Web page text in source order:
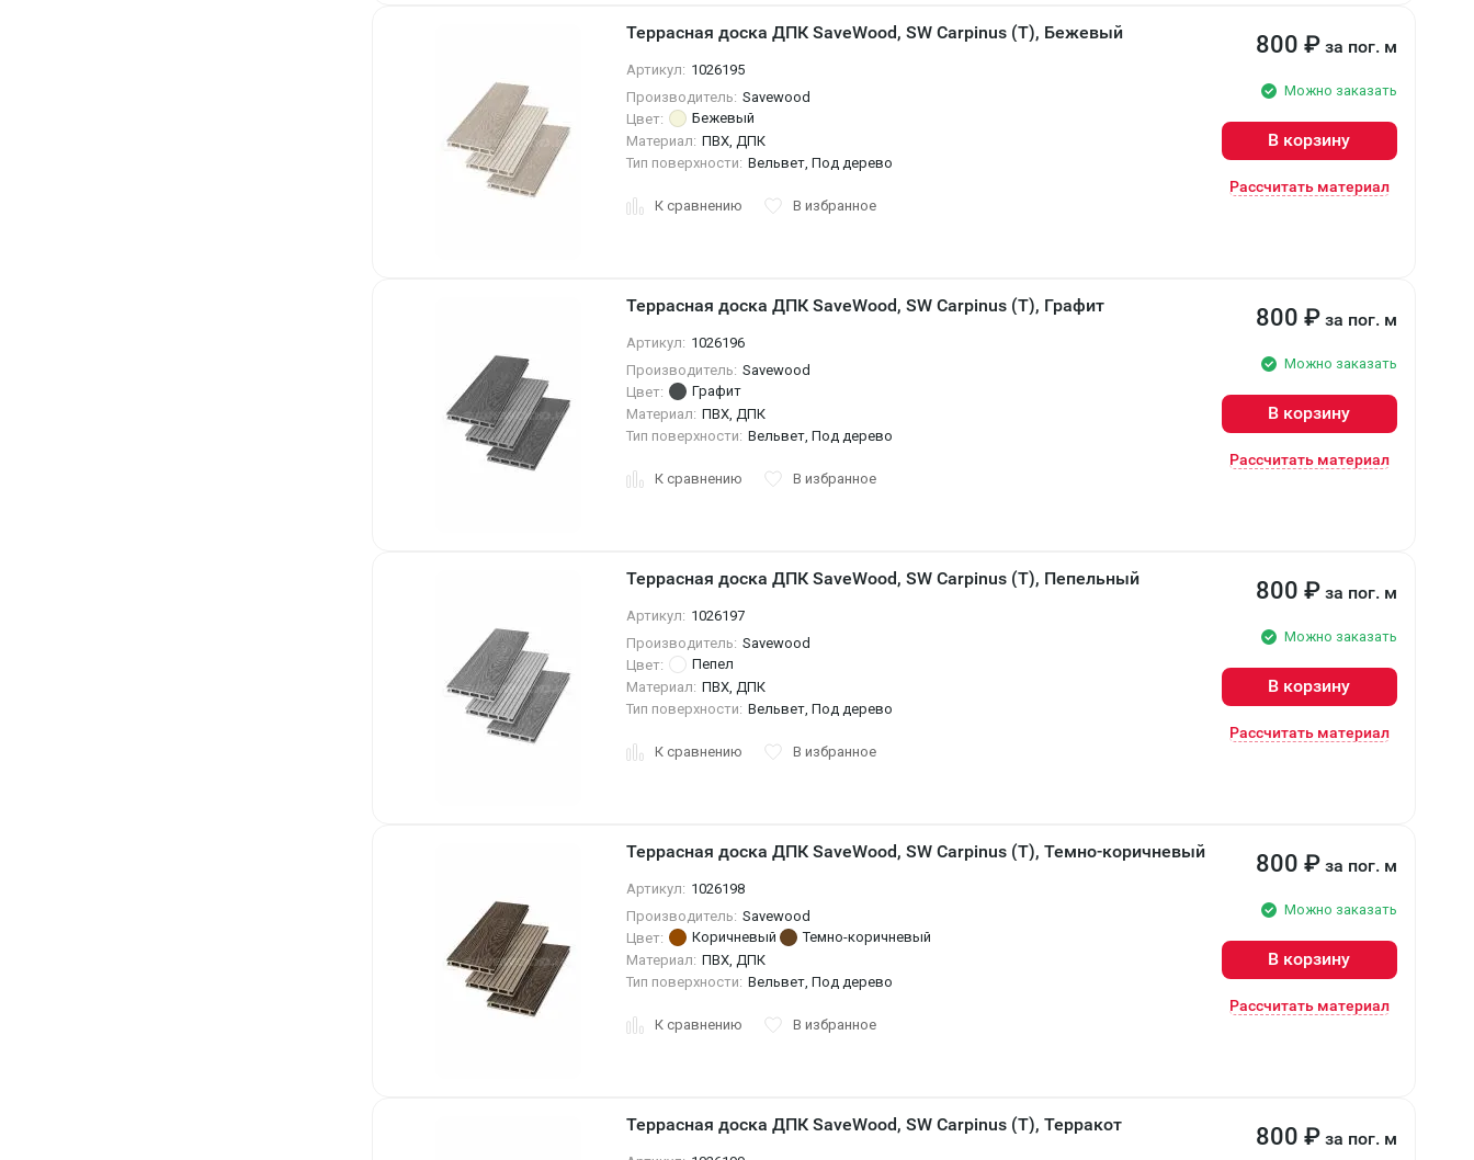
Террасная доска ДПК SaveWood, SW Carpinus (T), Бежевый
Артикул: 1026195
Производитель: Savewood
Цвет:
Бежевый
Материал: ПВХ, ДПК
Тип поверхности: Вельвет, Под дерево
К сравнению В избранное
800 ₽ за пог. м
Можно заказать
В корзину
Рассчитать материал
Террасная доска ДПК SaveWood, SW Carpinus (T), Графит
Артикул: 1026196
Производитель: Savewood
Цвет:
Графит
Материал: ПВХ, ДПК
Тип поверхности: Вельвет, Под дерево
К сравнению В избранное
800 ₽ за пог. м
Можно заказать
В корзину
Рассчитать материал
Террасная доска ДПК SaveWood, SW Carpinus (T), Пепельный
Артикул: 1026197
Производитель: Savewood
Цвет:
Пепел
Материал: ПВХ, ДПК
Тип поверхности: Вельвет, Под дерево
К сравнению В избранное
800 ₽ за пог. м
Можно заказать
В корзину
Рассчитать материал
Террасная доска ДПК SaveWood, SW Carpinus (T), Темно-коричневый
Артикул: 1026198
Производитель: Savewood
Цвет:
Коричневый
Темно-коричневый
Материал: ПВХ, ДПК
Тип поверхности: Вельвет, Под дерево
К сравнению В избранное
800 ₽ за пог. м
Можно заказать
В корзину
Рассчитать материал
Террасная доска ДПК SaveWood, SW Carpinus (T), Терракот 800 ₽ за пог. м